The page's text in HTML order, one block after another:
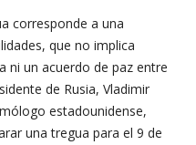
corresponde a una
que no implica
ni un acuerdo de paz entre
de Rusia, Vladimir
estadounidense,
una tregua para el 9 de